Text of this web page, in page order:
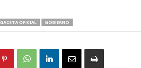
GACETA OFICIAL GOBIERNO